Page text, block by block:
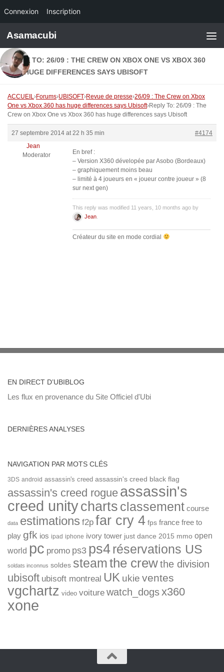
Connexion Inscription
Skip to content
Asamacubi
REPLY TO: 26/09 : THE CREW ON XBOX ONE VS XBOX 360
HAS HUGE DIFFERENCES SAYS UBISOFT
ACCUEIL›Forums›UBISOFT›Revue de presse›26/09 : The Crew on Xbox
One vs Xbox 360 has huge differences says Ubisoft›Reply To: 26/09 : The
Crew on Xbox One vs Xbox 360 has huge differences says Ubisoft
27 septembre 2014 at 22 h 35 min
#4174
Jean
Moderator
En bref :
– Version X360 dévelopée par Asobo (Bordeaux)
– graphiquement moins beau
– limité à 4 joueurs en « joueur contre joueur » (8
sur next gen)
This reply was modified 11 years, 10 months ago by
Jean
Créateur du site en mode cordial
EN DIRECT D’UBIBLOG
Les flux en provenance du Site Officiel d'Ubi
DERNIÈRES ANALYSES
NAVIGATION PAR MOTS CLÉS
3DS android assassin's creed assassin's creed black flag
assassin's creed rogue assassin's
creed unitycharts classement course
data estimations f2p far cry 4 fps france free to
play gfk ios ipad iphone ivory tower just dance 2015 mmo open
world pc promo ps3 ps4réservations US
soldats inconnus soldes steamthe crewthe division
ubisoft ubisoft montreal UK ukie ventes
vgchartz video voiture watch_dogsx360
xone